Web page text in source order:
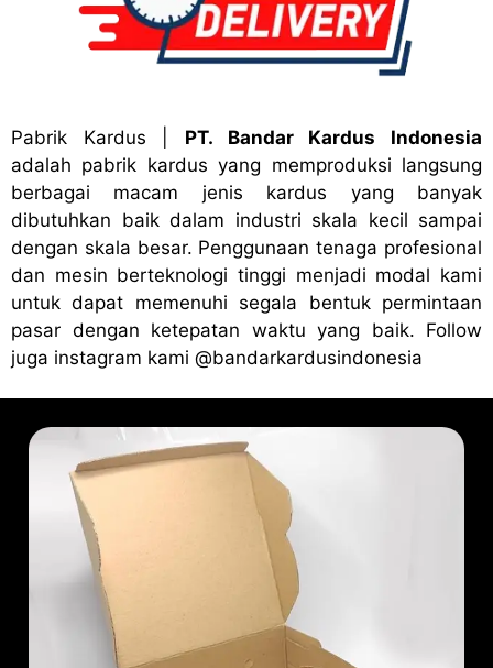
Pabrik Kardus
PT. Bandar Kardus Indonesia
adalah pabrik kardus yang memproduksi langsung
berbagai macam jenis kardus yang banyak
dibutuhkan baik dalam industri skala kecil sampai
dengan skala besar. Penggunaan tenaga profesional
dan mesin berteknologi tinggi menjadi modal kami
untuk dapat memenuhi segala bentuk permintaan
pasar dengan ketepatan waktu yang baik. Follow
juga instagram kami @bandarkardusindonesia